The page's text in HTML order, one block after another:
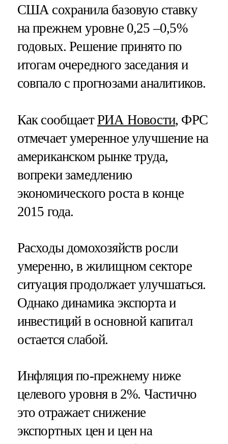
США сохранила базовую ставку
на прежнем уровне 0,25 –0,5%
годовых. Решение принято по
итогам очередного заседания и
совпало с прогнозами аналитиков.
Как сообщаетРИА Новости, ФРС
отмечает умеренное улучшение на
американском рынке труда,
вопреки замедлению
экономического роста в конце
2015 года.
Расходы домохозяйств росли
умеренно, в жилищном секторе
ситуация продолжает улучшаться.
Однако динамика экспорта и
инвестиций в основной капитал
остается слабой.
Инфляция по-прежнему ниже
целевого уровня в 2%. Частично
это отражает снижение
экспортных цен и цен на